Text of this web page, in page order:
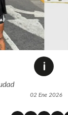
02 Ene 2026